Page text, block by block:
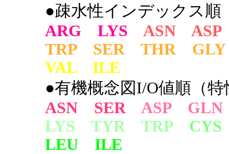
●疎水性インデックス順
ARG LYS
ASN
TRP SER THR GLY
VAL ILE
●有機概念図I/O値順（特
ASN SER
ASP GLN
LYS TYR TRP
LEU ILE